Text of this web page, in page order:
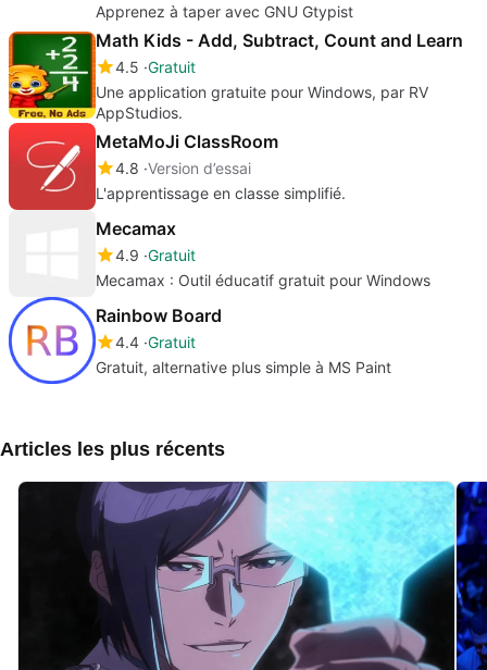
Apprenez à taper avec GNU Gtypist
Math Kids - Add, Subtract, Count and Learn
4.5 Gratuit
Une application gratuite pour Windows, par RV
AppStudios.
MetaMoJi ClassRoom
4.8 Version d’essai
L'apprentissage en classe simplifié.
Mecamax
4.9 Gratuit
Mecamax : Outil éducatif gratuit pour Windows
Rainbow Board
4.4 Gratuit
Gratuit, alternative plus simple à MS Paint
Articles les plus récents